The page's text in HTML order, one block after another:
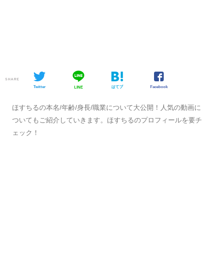
SHARE
Twitter LINE はてブ Facebook
ほすちるの本名/年齢/身長/職業について大公開！人気の動画に
ついてもご紹介していきます。ほすちるのプロフィールを要チ
ェック！